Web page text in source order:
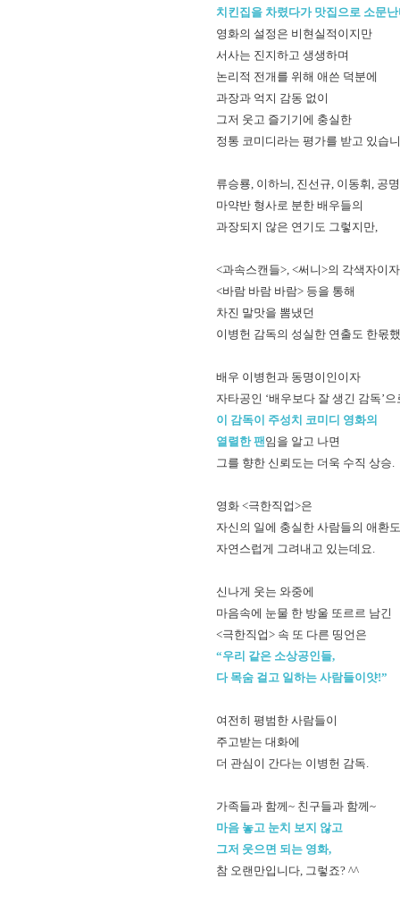
치킨집을 차렸다가 맛집으로 소문
영화의 설정은 비현실적이지만
서사는 진지하고 생생하며
논리적 전개를 위해 애쓴 덕분에
과장과 억지 감동 없이
그저 웃고 즐기기에 충실한
정통 코미디라는 평가를 받고 있습
류승룡, 이하늬, 진선규, 이동휘, 공
마약반 형사로 분한 배우들의
과장되지 않은 연기도 그렇지만,
<과속스캔들>, <써니>의 각색자이자
<바람 바람 바람> 등을 통해
차진 말맛을 뽐냈던
이병헌 감독의 성실한 연출도 한몫했
배우 이병헌과 동명이인이자
자타공인 ‘배우보다 잘 생긴 감독’
이 감독이 주성치 코미디 영화의
열렬한 팬 임을 알고 나면
그를 향한 신뢰도는 더욱 수직 상승.
영화 <극한직업>은
자신의 일에 충실한 사람들의 애환도
자연스럽게 그려내고 있는데요.
신나게 웃는 와중에
마음속에 눈물 한 방울 또르르 남긴
<극한직업> 속 또 다른 띵언은
“우리 같은 소상공인들,
다 목숨 걸고 일하는 사람들이얏!”
여전히 평범한 사람들이
주고받는 대화에
더 관심이 간다는 이병헌 감독.
가족들과 함께~ 친구들과 함께~
마음 놓고 눈치 보지 않고
그저 웃으면 되는 영화,
참 오랜만입니다, 그렇죠? ^^